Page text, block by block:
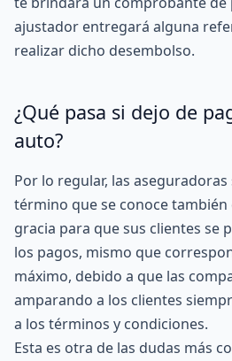
ajustador entregará alguna
realizar dicho desembolso.
¿Qué pasa si dejo de
auto?
Por lo regular, las
término que se conoce
gracia para que sus clientes se
los pagos, mismo que
máximo, debido a que las
amparando a los clientes
a los términos y condiciones.
Esta es otra de las dudas más